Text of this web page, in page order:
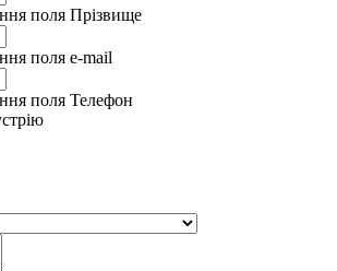
поля Прізвище
поля e-mail
поля Телефон